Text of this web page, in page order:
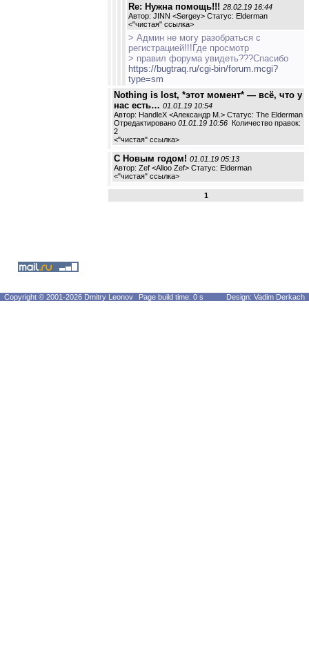
Re: Нужна помощь!!! 28.02.19 16:44
Автор: JINN <Sergey> Статус: Elderman
<"чистая" ссылка>
> Админ не могу разобраться с
регистрацией!!!Где просмотр
> правил форума увидеть???Спасибо
https://bugtraq.ru/cgi-bin/forum.mcgi?
type=sm
Nothing is lost, *этот момент* — всё, что у
нас есть… 01.01.19 10:54
Автор: HandleX <Александр М.> Статус: The Elderman
Отредактировано 01.01.19 10:56 Количество правок:
2
<"чистая" ссылка>
С Новым годом! 01.01.19 05:13
Автор: Zef <Alloo Zef> Статус: Elderman
<"чистая" ссылка>
1
Copyright © 2001-2026 Dmitry Leonov Page build time: 0 s Design: Vadim Derkach